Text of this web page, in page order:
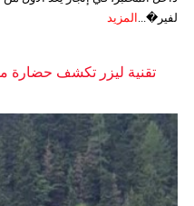
لفير�... المزيد
تقنية ليزر تكشف حضارة